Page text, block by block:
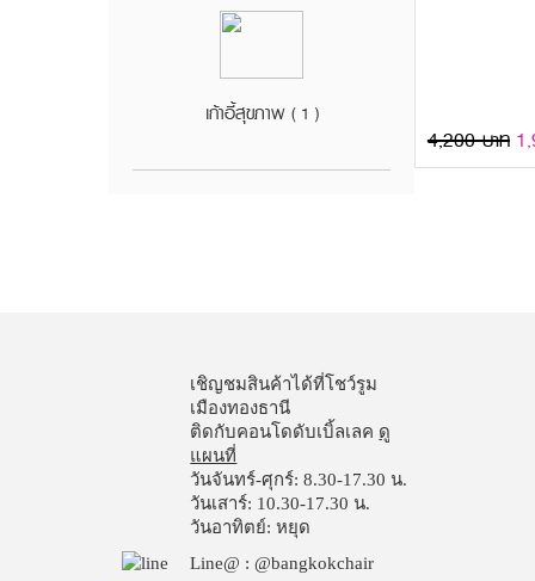
เก้าอี้สุขภาพ ( 1 )
4,200 บาท
เชิญชมสินค้าได้ที่โชว์รูม
เมืองทองธานี
ติดกับคอนโดดับเบิ้ลเลค ดู
แผนที่
วันจันทร์-ศุกร์: 8.30-17.30 น.
วันเสาร์: 10.30-17.30 น.
วันอาทิตย์: หยุด
Line@ : @bangkokchair